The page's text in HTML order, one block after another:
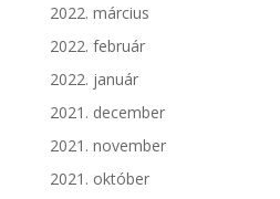
2022. március
2022. február
2022. január
2021. december
2021. november
2021. október